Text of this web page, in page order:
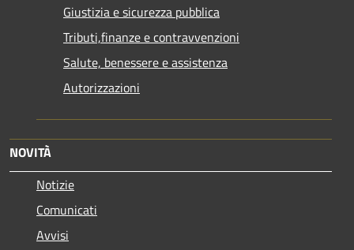
Giustizia e sicurezza pubblica
Tributi,finanze e contravvenzioni
Salute, benessere e assistenza
Autorizzazioni
NOVITÀ
Notizie
Comunicati
Avvisi